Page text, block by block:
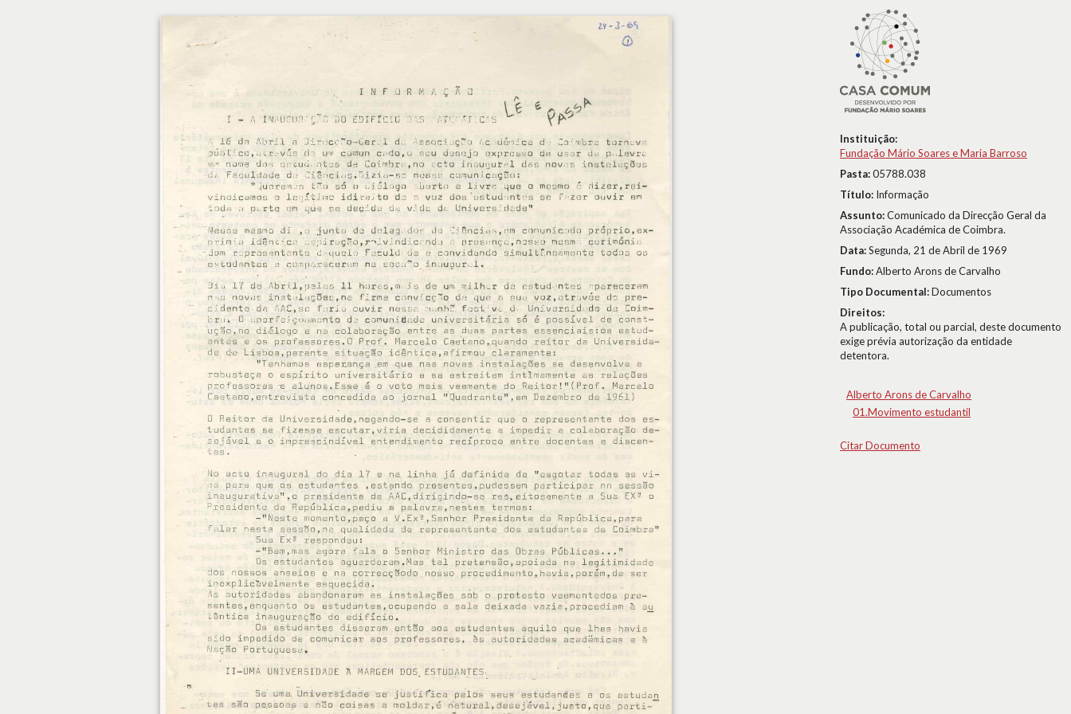
Instituição:
Fundação Mário Soares e Maria Barroso
Pasta:05788.038
Título: Informação
Assunto:Comunicado da Direcção Geral da
Associação Académica de Coimbra.
Data:Segunda, 21 de Abril de 1969
Fundo:Alberto Arons de Carvalho
Tipo Documental:Documentos
Direitos:
A publicação, total ou parcial, deste documento
exige prévia autorização da entidade
detentora.
Alberto Arons de Carvalho
01.Movimento estudantil
Citar Documento